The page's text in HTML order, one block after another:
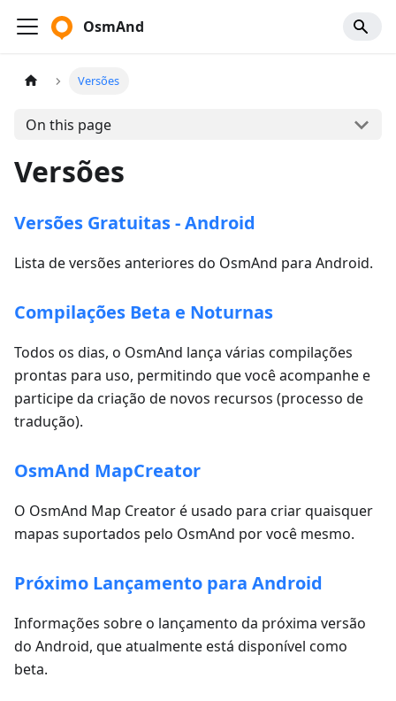
OsmAnd
Versões
On this page
Versões
Versões Gratuitas - Android
Lista de versões anteriores do OsmAnd para Android.
Compilações Beta e Noturnas
Todos os dias, o OsmAnd lança várias compilações
prontas para uso, permitindo que você acompanhe e
participe da criação de novos recursos (processo de
tradução).
OsmAnd MapCreator
O OsmAnd Map Creator é usado para criar quaisquer
mapas suportados pelo OsmAnd por você mesmo.
Próximo Lançamento para Android
Informações sobre o lançamento da próxima versão
do Android, que atualmente está disponível como
beta.